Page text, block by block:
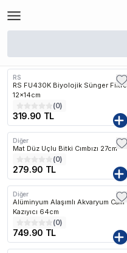
/
RS
RS FU430K Biyolojik Sünger Filtre
12x14cm
(0)
319.90 TL
Diğer
Mat Düz Uçlu Bitki Cımbızı 27cm
(0)
279.90 TL
Diğer
Alüminyum Alaşımlı Akvaryum Cam
Kazıyıcı 64cm
(0)
749.90 TL